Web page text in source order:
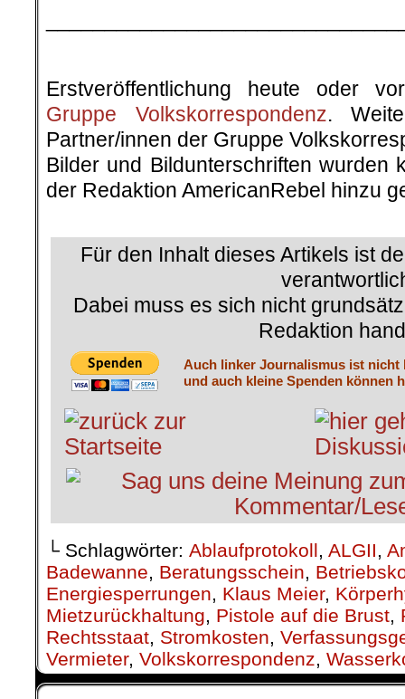
Erstveröffentlichung heute oder
Gruppe Volkskorrespondenz.
Partner/innen der Gruppe
Bilder und Bildunterschriften wurden
der Redaktion AmericanRebel hinzu
Für den Inhalt dieses Artikels ist
Dabei muss es sich nicht
Redaktion
Auch linker Journalismus ist nicht
und auch kleine Spenden können
└ Schlagwörter: Ablaufprotokoll, ALGII,
Badewanne, Beratungsschein,
Energiesperrungen, Klaus Meier,
Mietzurückhaltung, Pistole auf die Brust,
Rechtsstaat, Stromkosten,
Vermieter, Volkskorrespondenz,